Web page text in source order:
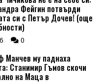
Фейгин потвърди
си с Петър Дочев! (още
0
Манчев му паднаха
Станимир Гъмов скочи
на Маца в